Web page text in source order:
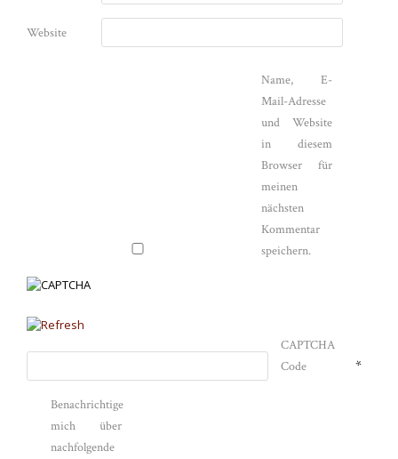
Website
Name, E-
Mail-Adresse
und Website
in diesem
Browser für
meinen
nächsten
Kommentar
speichern.
CAPTCHA
Code
*
Benachrichtige
mich über
nachfolgende